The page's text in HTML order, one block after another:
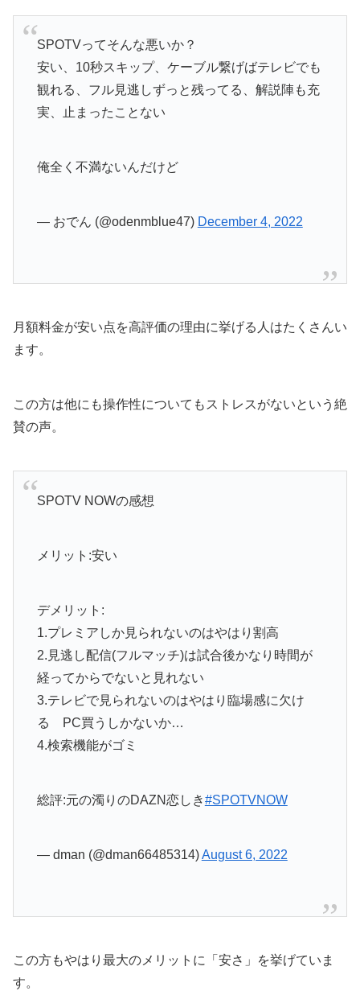
SPOTVってそんな悪いか？
安い、10秒スキップ、ケーブル繋げばテレビでも
観れる、フル見逃しずっと残ってる、解説陣も充
実、止まったことない
俺全く不満ないんだけど
— おでん (@odenmblue47) December 4, 2022
月額料金が安い点を高評価の理由に挙げる人はたくさんい
ます。
この方は他にも操作性についてもストレスがないという絶
賛の声。
SPOTV NOWの感想
メリット:安い
デメリット:
1.プレミアしか見られないのはやはり割高
2.見逃し配信(フルマッチ)は試合後かなり時間が
経ってからでないと見れない
3.テレビで見られないのはやはり臨場感に欠け
る PC買うしかないか…
4.検索機能がゴミ
総評:元の濁りのDAZN恋しき#SPOTVNOW
— dman (@dman66485314)August 6, 2022
この方もやはり最大のメリットに「安さ」を挙げていま
す。